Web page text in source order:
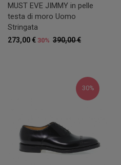
MUST EVE JIMMY in pelle
testa di moro Uomo
Stringata
390,00 €
273,00 € 30%
30%